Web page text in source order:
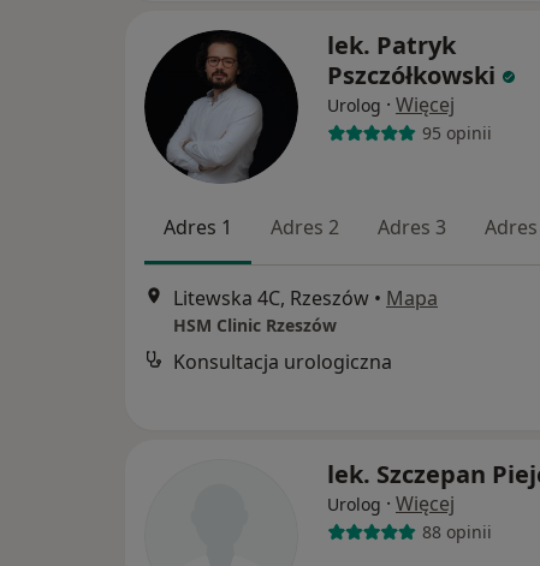
lek. Patryk
Pszczółkowski
Urolog · Więcej
95 opinii
Adres 1 Adres 2 Adres 3
Litewska 4C, Rzeszów • Mapa
HSM Clinic Rzeszów
Konsultacja urologiczna
lek. Szczepan
Urolog · Więcej
88 opinii